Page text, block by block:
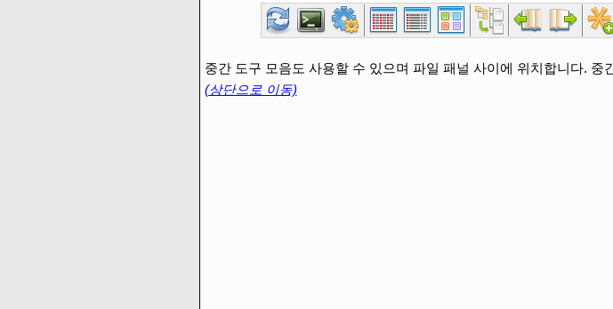
중간 도구 모음도 사용할 수 있으며 파일 패널 사이에 위치합니다.
(상단으로 이동)